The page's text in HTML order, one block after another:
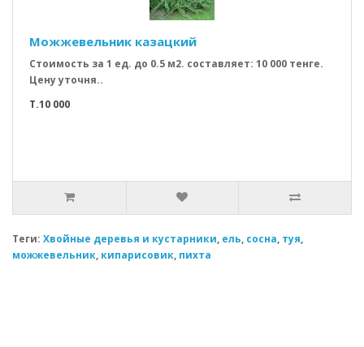
Можжевельник казацкий
Стоимость за 1 ед. до 0.5 м2. составляет: 10 000 тенге.
Цену уточня..
T.10 000
Теги: Хвойные деревья и кустарники, ель, сосна, туя,
можжевельник, кипарисовик, пихта